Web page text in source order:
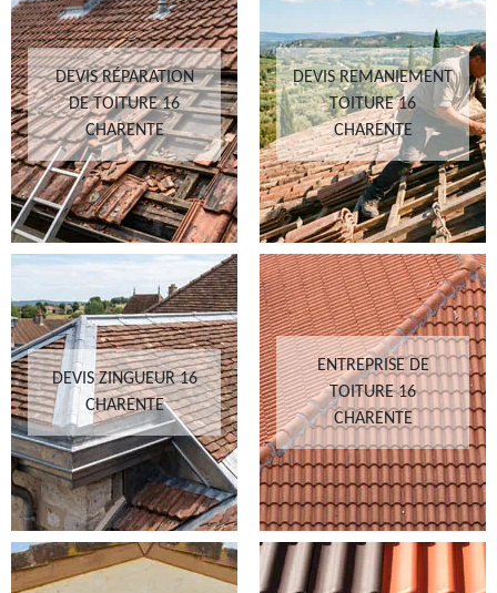
DEVIS RÉPARATION
DE TOITURE 16
CHARENTE
DEVIS REMANIEMENT
TOITURE 16
CHARENTE
DEVIS ZINGUEUR 16
CHARENTE
ENTREPRISE DE
TOITURE 16
CHARENTE